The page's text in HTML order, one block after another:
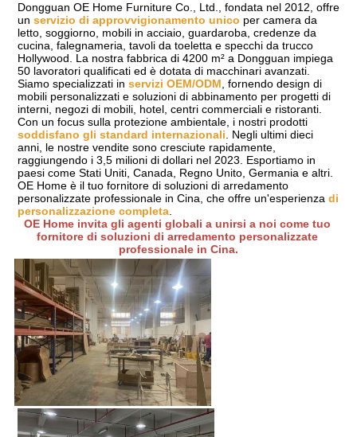
Dongguan OE Home Furniture Co., Ltd., fondata nel 2012, offre
un servizio di approvvigionamento unico per camera da
letto, soggiorno, mobili in acciaio, guardaroba, credenze da
cucina, falegnameria, tavoli da toeletta e specchi da trucco
Hollywood. La nostra fabbrica di 4200 m² a Dongguan impiega
50 lavoratori qualificati ed è dotata di macchinari avanzati.
Siamo specializzati in servizi OEM/ODM , fornendo design di
mobili personalizzati e soluzioni di abbinamento per progetti di
interni, negozi di mobili, hotel, centri commerciali e ristoranti.
Con un focus sulla protezione ambientale, i nostri prodotti
soddisfano gli standard internazionali . Negli ultimi dieci
anni, le nostre vendite sono cresciute rapidamente,
raggiungendo i 3,5 milioni di dollari nel 2023. Esportiamo in
paesi come Stati Uniti, Canada, Regno Unito, Germania e altri.
OE Home è il tuo fornitore di soluzioni di arredamento
personalizzate professionale in Cina, che offre un'esperienza di
personalizzazione completa.
OE Home invita gli agenti globali a unirsi a noi come tuo
fornitore di soluzioni di arredamento personalizzate
professionale in Cina.